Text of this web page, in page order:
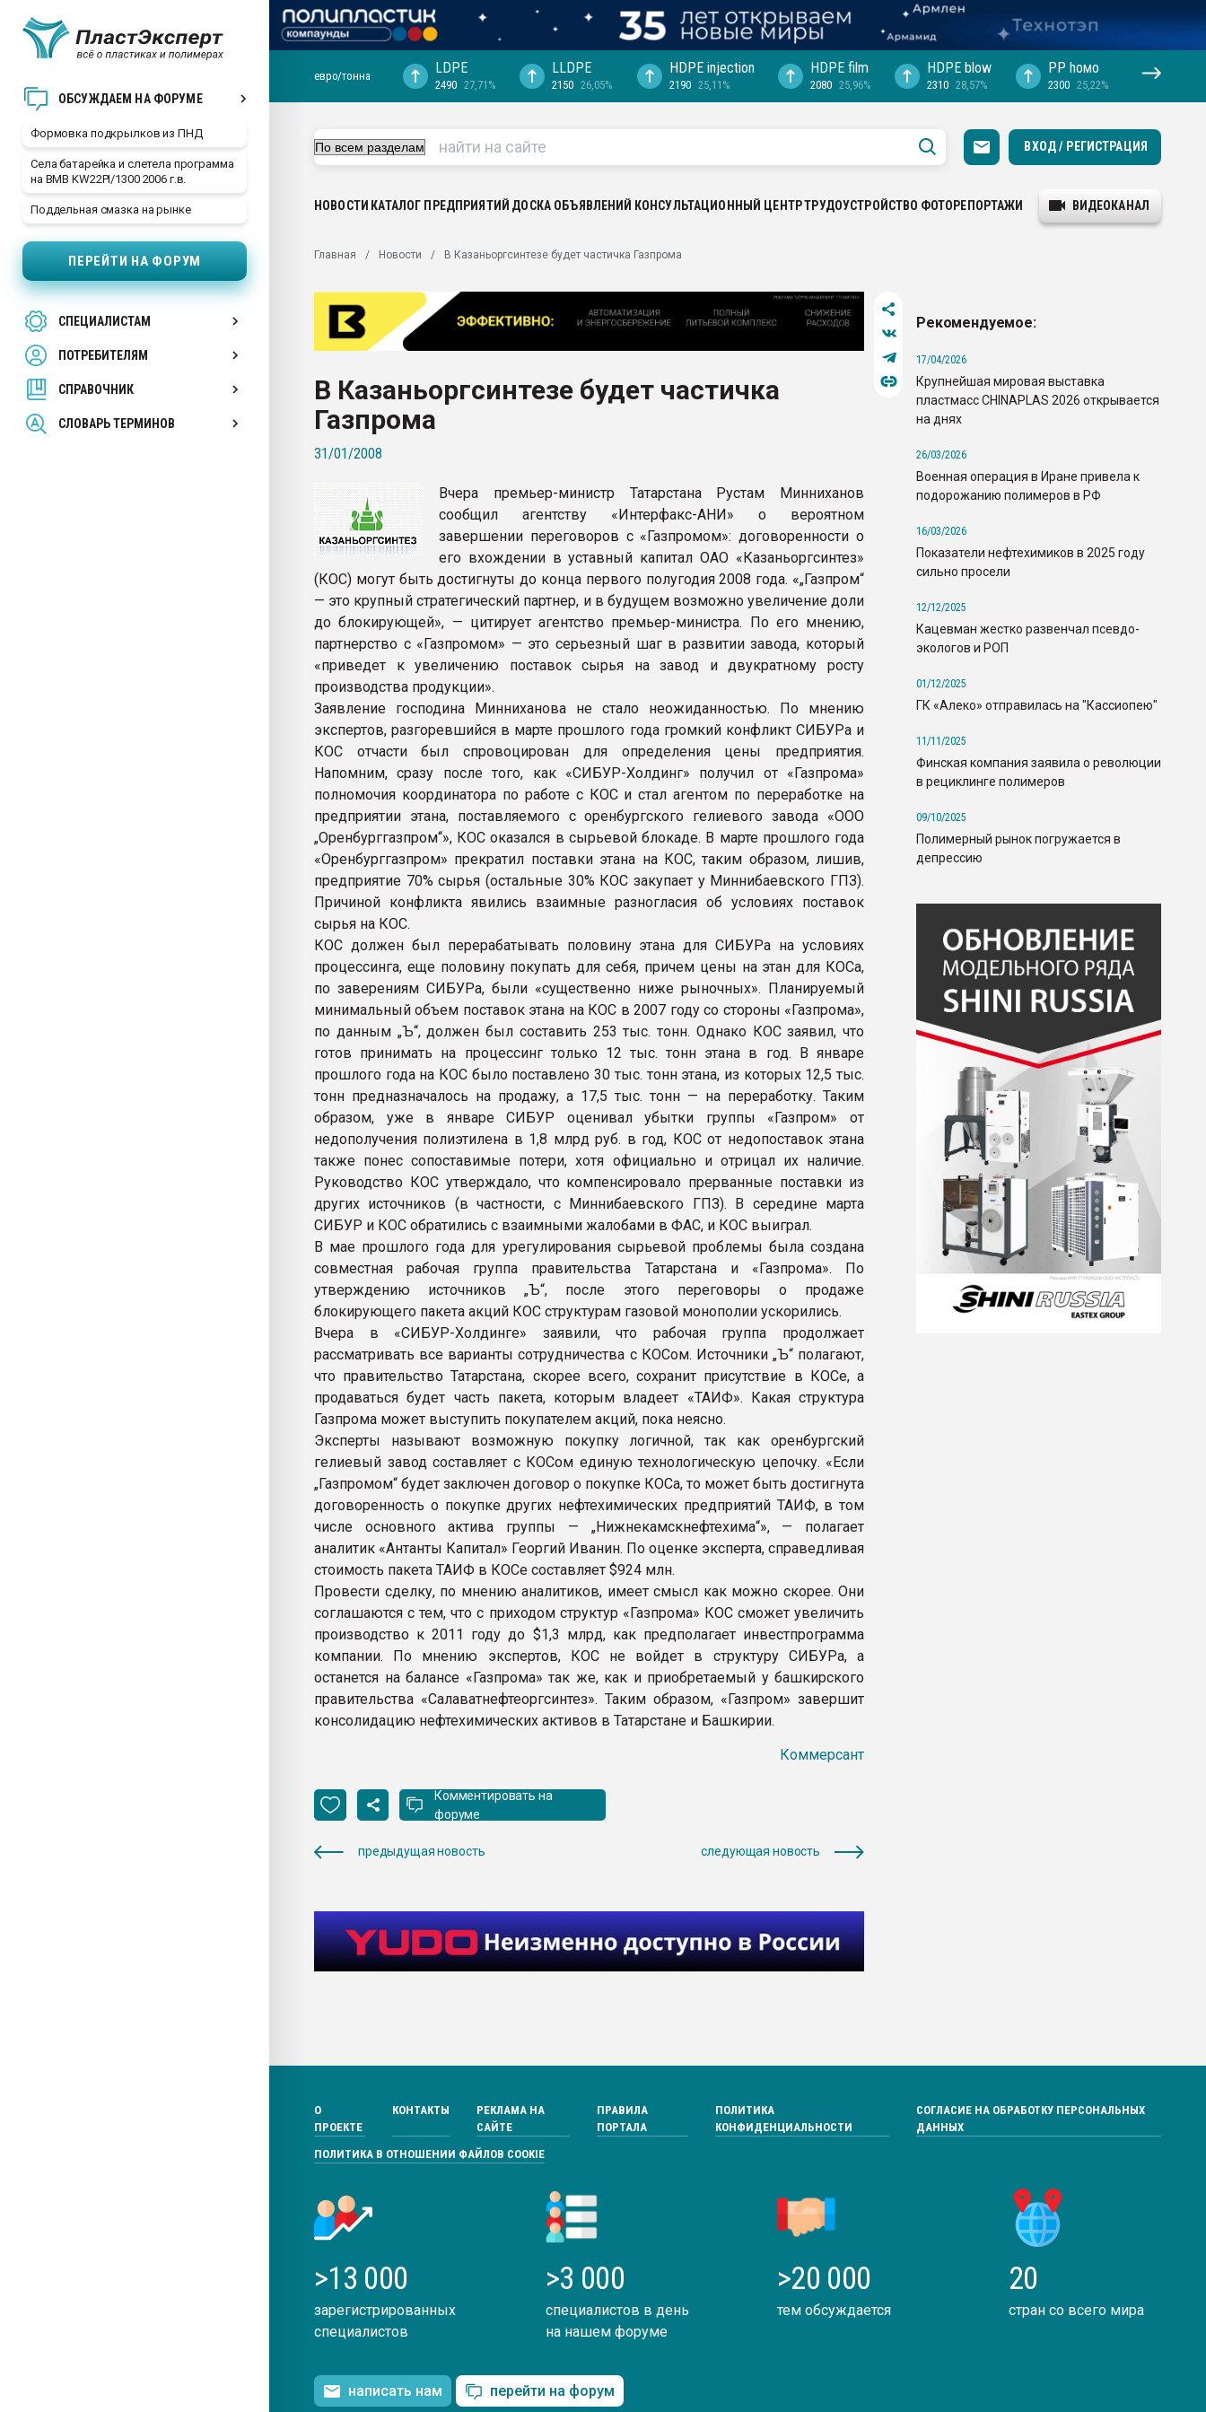
ОБСУЖДАЕМ НА ФОРУМЕ
Формовка подкрылков из ПНД
Села батарейка и слетела программа
на BMB KW22PI/1300 2006 г.в.
Поддельная смазка на рынке
ПЕРЕЙТИ НА ФОРУМ
СПЕЦИАЛИСТАМ
ПОТРЕБИТЕЛЯМ
СПРАВОЧНИК
СЛОВАРЬ ТЕРМИНОВ
29.07.2026 ФРП помог "Ижевскому
Вакуум-формовочные машины:
28.07.2026 Автоматизация выходит на
первый план в переработке
пластмасс
ситуацией на строительном рынке
Всё, что касается выдува ПЭТ
бутылок
ПЕРЕЙТИ НА ФОРУМ
евро/тонна LDPE
2490 27,71%
LLDPE
2150 26,05%
HDPE injection
2190 25,11%
HDPE film
2080 25,96%
HDPE blow
2310 28,57%
PP hомо
2300 25,22%
ВХОД / РЕГИСТРАЦИЯ
НОВОСТИ КАТАЛОГ ПРЕДПРИЯТИЙ ДОСКА ОБЪЯВЛЕНИЙ КОНСУЛЬТАЦИОННЫЙ ЦЕНТРТРУДОУСТРОЙСТВО ФОТОРЕПОРТАЖИ ВИДЕОКАНАЛ
Главная Новости В Казаньоргсинтезе будет частичка Газпрома
В Казаньоргсинтезе будет частичка
Газпрома
31/01/2008
Вчера премьер-министр Татарстана Рустам Минниханов
сообщил агентству «Интерфакс-АНИ» о вероятном
завершении переговоров с «Газпромом»: договоренности о
его вхождении в уставный капитал ОАО «Казаньоргсинтез»
(КОС) могут быть достигнуты до конца первого полугодия 2008 года. «„Газпром“
— это крупный стратегический партнер, и в будущем возможно увеличение доли
до блокирующей», — цитирует агентство премьер-министра. По его мнению,
партнерство с «Газпромом» — это серьезный шаг в развитии завода, который
«приведет к увеличению поставок сырья на завод и двукратному росту
производства продукции».
Заявление господина Минниханова не стало неожиданностью. По мнению
экспертов, разгоревшийся в марте прошлого года громкий конфликт СИБУРа и
КОС отчасти был спровоцирован для определения цены предприятия.
Напомним, сразу после того, как «СИБУР-Холдинг» получил от «Газпрома»
полномочия координатора по работе с КОС и стал агентом по переработке на
предприятии этана, поставляемого с оренбургского гелиевого завода «ООО
„Оренбурггазпром“», КОС оказался в сырьевой блокаде. В марте прошлого года
«Оренбурггазпром» прекратил поставки этана на КОС, таким образом, лишив,
предприятие 70% сырья (остальные 30% КОС закупает у Миннибаевского ГПЗ).
Причиной конфликта явились взаимные разногласия об условиях поставок
сырья на КОС.
КОС должен был перерабатывать половину этана для СИБУРа на условиях
процессинга, еще половину покупать для себя, причем цены на этан для КОСа,
по заверениям СИБУРа, были «существенно ниже рыночных». Планируемый
минимальный объем поставок этана на КОС в 2007 году со стороны «Газпрома»,
по данным „Ъ“, должен был составить 253 тыс. тонн. Однако КОС заявил, что
готов принимать на процессинг только 12 тыс. тонн этана в год. В январе
прошлого года на КОС было поставлено 30 тыс. тонн этана, из которых 12,5 тыс.
тонн предназначалось на продажу, а 17,5 тыс. тонн — на переработку. Таким
образом, уже в январе СИБУР оценивал убытки группы «Газпром» от
недополучения полиэтилена в 1,8 млрд руб. в год, КОС от недопоставок этана
также понес сопоставимые потери, хотя официально и отрицал их наличие.
Руководство КОС утверждало, что компенсировало прерванные поставки из
других источников (в частности, с Миннибаевского ГПЗ). В середине марта
СИБУР и КОС обратились с взаимными жалобами в ФАС, и КОС выиграл.
В мае прошлого года для урегулирования сырьевой проблемы была создана
совместная рабочая группа правительства Татарстана и «Газпрома». По
утверждению источников „Ъ“, после этого переговоры о продаже
блокирующего пакета акций КОС структурам газовой монополии ускорились.
Вчера в «СИБУР-Холдинге» заявили, что рабочая группа продолжает
рассматривать все варианты сотрудничества с КОСом. Источники „Ъ“ полагают,
что правительство Татарстана, скорее всего, сохранит присутствие в КОСе, а
продаваться будет часть пакета, которым владеет «ТАИФ». Какая структура
Газпрома может выступить покупателем акций, пока неясно.
Эксперты называют возможную покупку логичной, так как оренбургский
гелиевый завод составляет с КОСом единую технологическую цепочку. «Если
„Газпромом“ будет заключен договор о покупке КОСа, то может быть достигнута
договоренность о покупке других нефтехимических предприятий ТАИФ, в том
числе основного актива группы — „Нижнекамскнефтехима“», — полагает
аналитик «Антанты Капитал» Георгий Иванин. По оценке эксперта, справедливая
стоимость пакета ТАИФ в КОСе составляет $924 млн.
Провести сделку, по мнению аналитиков, имеет смысл как можно скорее. Они
соглашаются с тем, что с приходом структур «Газпрома» КОС сможет увеличить
производство к 2011 году до $1,3 млрд, как предполагает инвестпрограмма
компании. По мнению экспертов, КОС не войдет в структуру СИБУРа, а
останется на балансе «Газпрома» так же, как и приобретаемый у башкирского
правительства «Салаватнефтеоргсинтез». Таким образом, «Газпром» завершит
консолидацию нефтехимических активов в Татарстане и Башкирии.
Коммерсант
Комментировать на
форуме
предыдущая новость следующая новость
Рекомендуемое:
17/04/2026
Крупнейшая мировая выставка
пластмасс CHINAPLAS 2026 открывается
на днях
26/03/2026
Военная операция в Иране привела к
подорожанию полимеров в РФ
16/03/2026
Показатели нефтехимиков в 2025 году
сильно просели
12/12/2025
Кацевман жестко развенчал псевдо-
экологов и РОП
01/12/2025
ГК «Алеко» отправилась на "Кассиопею"
11/11/2025
Финская компания заявила о революции
в рециклинге полимеров
09/10/2025
Полимерный рынок погружается в
депрессию
О
ПРОЕКТЕ
КОНТАКТЫ
РЕКЛАМА НА
САЙТЕ
ПРАВИЛА
ПОРТАЛА
ПОЛИТИКА
КОНФИДЕНЦИАЛЬНОСТИ
СОГЛАСИЕ НА ОБРАБОТКУ ПЕРСОНАЛЬНЫХ
ДАННЫХ
ПОЛИТИКА В ОТНОШЕНИИ ФАЙЛОВ COOKIE
>13 000
зарегистрированных
специалистов
>3 000
специалистов в день
на нашем форуме
>20 000
тем обсуждается
20
стран со всего мира
написать нам перейти на форум